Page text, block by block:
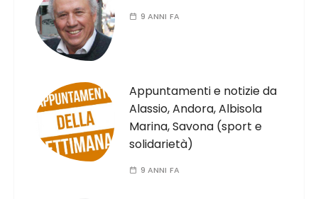
9 ANNI FA
Appuntamenti e notizie da
Alassio, Andora, Albisola
Marina, Savona (sport e
solidarietà)
9 ANNI FA